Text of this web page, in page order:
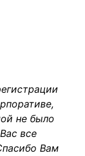
не было
все
Вам